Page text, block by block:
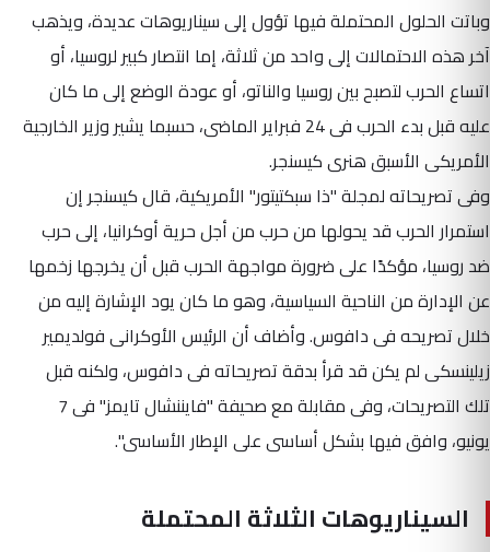
وباتت الحلول المحتملة فيها تؤول إلى سيناريوهات عديدة، ويذهب
آخر هذه الاحتمالات إلى واحد من ثلاثة، إما انتصار كبير لروسيا، أو
اتساع الحرب لتصبح بين روسيا والناتو، أو عودة الوضع إلى ما كان
عليه قبل بدء الحرب فى 24 فبراير الماضى، حسبما يشير وزير الخارجية
الأمريكى الأسبق هنرى كيسنجر.
وفى تصريحاته لمجلة "ذا سبكتيتور" الأمريكية، قال كيسنجر إن
استمرار الحرب قد يحولها من حرب من أجل حرية أوكرانيا، إلى حرب
ضد روسيا، مؤكدًا على ضرورة مواجهة الحرب قبل أن يخرجها زخمها
عن الإدارة من الناحية السياسية، وهو ما كان يود الإشارة إليه من
خلال تصريحه فى دافوس. وأضاف أن الرئيس الأوكرانى فولديمير
زيلينسكى لم يكن قد قرأ بدقة تصريحاته فى دافوس، ولكنه قبل
تلك التصريحات، وفى مقابلة مع صحيفة "فايننشال تايمز" فى 7
يونيو، وافق فيها بشكل أساسى على الإطار الأساسى".
السيناريوهات الثلاثة المحتملة